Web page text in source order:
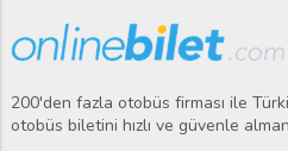
200'den fazla otobüs firması ile
otobüs biletini hızlı ve güvenle